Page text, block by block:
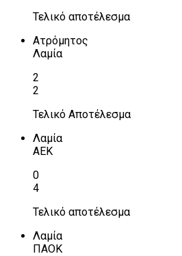
Τελικό αποτέλεσμα
Ατρόμητος
Λαμία
2
2
Τελικό Αποτέλεσμα
Λαμία
ΑΕΚ
0
4
Τελικό αποτέλεσμα
Λαμία
ΠΑΟΚ